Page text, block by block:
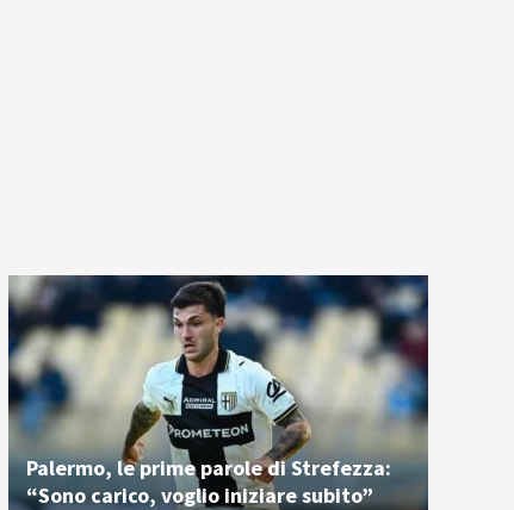
Palermo, le prime parole di Strefezza:
“Sono carico, voglio iniziare subito”